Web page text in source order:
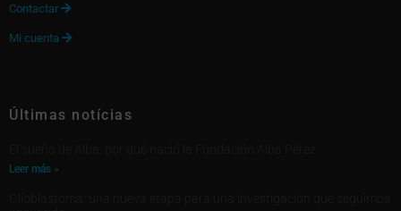
Contactar 
Mi cuenta 
Últimas notícias
Leer más »